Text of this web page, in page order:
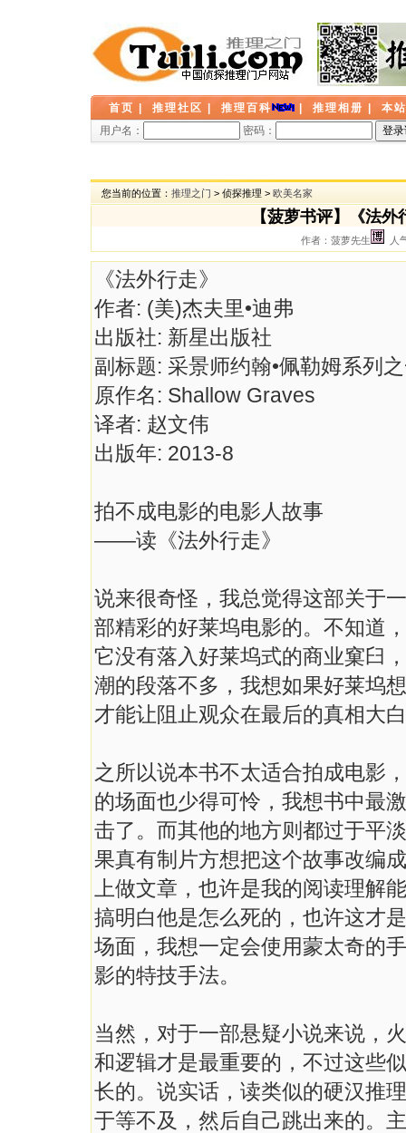
首页 推理社区 推理百科 推理相册
本
用户名：
密码：
您当前的位置： 推理之门 > 侦探推理 > 欧美名家
【菠萝书评】《法
作者：菠萝先生 人
《法外行走》
作者: (美)杰夫里•迪弗
出版社: 新星出版社
副标题: 采景师约翰•佩勒姆系列
原作名: Shallow Graves
译者: 赵文伟
出版年: 2013-8
拍不成电影的电影人故事
——读《法外行走》
说来很奇怪，我总觉得这部关于
部精彩的好莱坞电影的。不知道
它没有落入好莱坞式的商业窠臼
潮的段落不多，我想如果好莱坞
才能让阻止观众在最后的真相大
之所以说本书不太适合拍成电影
的场面也少得可怜，我想书中最
击了。而其他的地方则都过于平
果真有制片方想把这个故事改编
上做文章，也许是我的阅读理解
搞明白他是怎么死的，也许这才
场面，我想一定会使用蒙太奇的
影的特技手法。
当然，对于一部悬疑小说来说，
和逻辑才是最重要的，不过这些
长的。说实话，读类似的硬汉推
于等不及，然后自己跳出来的。